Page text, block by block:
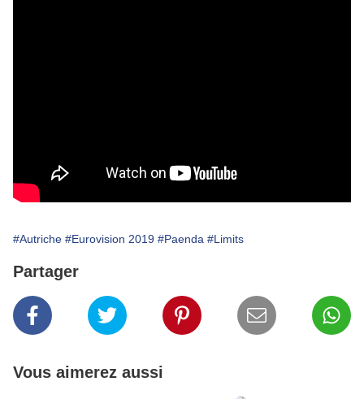
#Autriche #Eurovision 2019 #Paenda #Limits
Partager
Vous aimerez aussi